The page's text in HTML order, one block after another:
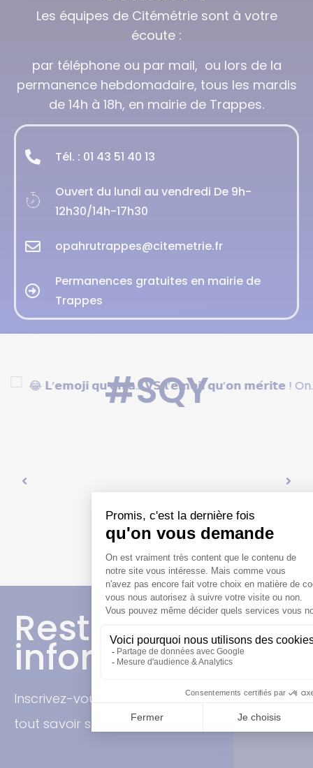
Les équipes de Citémétrie sont à votre
écoute :
par téléphone ou par mail, ou lors de la
permanence hebdomadaire, tous les mardis
de 14h à 18h, en mairie de Trappes.
Tél. : 01 43 51 40 13
Ouvert du lundi au vendredi De 9h-
12h30/14h-17h30
opahrutrappes@citemetrie.fr
Permanences gratuites en mairie de
Trappes
#SQY
Restez
informés!
Inscrivez-vous à la newsletter pour
tout savoir sur l’actualité de SQY.